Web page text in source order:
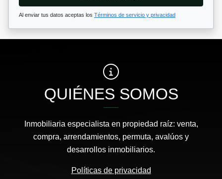
Al enviar tus datos aceptas los Términos de servicio y privacidad
QUIÉNES SOMOS
Inmobiliaria especialista en propiedad raíz: venta,
compra, arrendamientos, permuta, avalúos y
desarrollos inmobiliarios.
Políticas de privacidad